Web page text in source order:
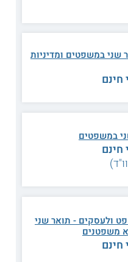
דיני ביטוח
הגבלים עסקיים
לקחים תקדימיים
שני במשפטים ומדיניות
חינם
במשפטים
חינם
ולעסקים - תואר שני
משפטנים
חינם